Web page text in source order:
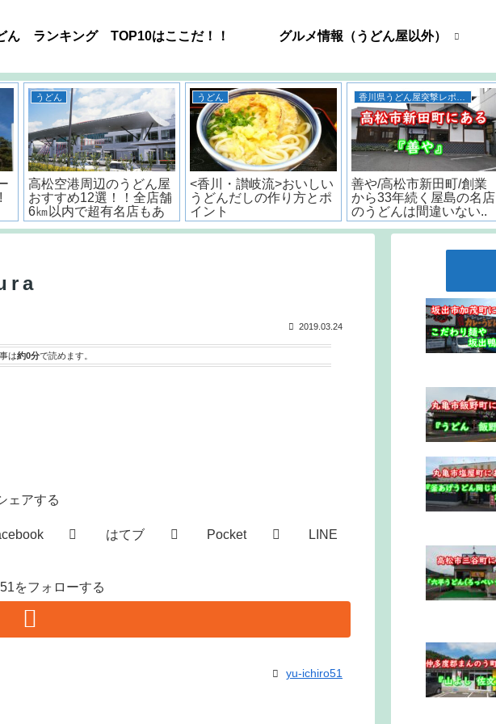
ん ランキング TOP10はここだ！！ グルメ情報（うどん屋以外）
うどん
高松空港周辺のうどん屋
おすすめ12選！！全店舗
6㎞以内で超有名店もあ
るよ。
うどん
<香川・讃岐流>おいしい
うどんだしの作り方とポ
イント
香川県うどん屋突撃レポート
善や/高松市新田町/創業
から33年続く屋島の名店
のうどんは間違いない..
2019.03.24
は約0分で読めます。
ェアする
はてブ Pocket LINE
をフォローする
yu-ichiro51